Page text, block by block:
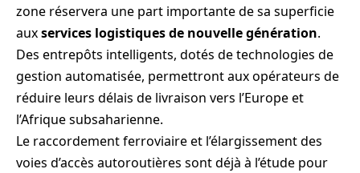
zone réservera une part importante de sa superficie
auxservices logistiques de nouvelle génération.
Des entrepôts intelligents, dotés de technologies de
gestion automatisée, permettront aux opérateurs de
réduire leurs délais de livraison vers l’Europe et
l’Afrique subsaharienne.
Le raccordement ferroviaire et l’élargissement des
voies d’accès autoroutières sont déjà à l’étude pour